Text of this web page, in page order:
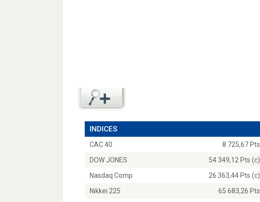
INDICES
CAC 40 8 725,67 Pts
DOW JONES
54 349,12 Pts (c)
Nasdaq Comp
26 363,44 Pts (c)
Nikkei 225
65 683,26 Pts